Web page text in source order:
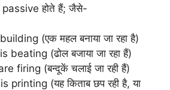
होते हैं; जैसे-
(एक महल बनाया जा रहा है)
beating (ढोल बजाया जा रहा हैं)
firing (बन्दूकें चलाई जा रही हैं)
printing (यह किताब छप रही है, या